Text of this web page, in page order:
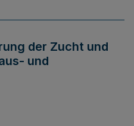
der Zucht und
und